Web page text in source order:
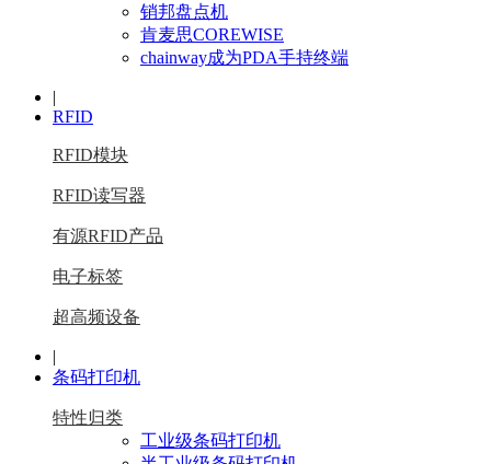
销邦盘点机
肯麦思COREWISE
chainway成为PDA手持终端
|
RFID
RFID模块
RFID读写器
有源RFID产品
电子标签
超高频设备
|
条码打印机
特性归类
工业级条码打印机